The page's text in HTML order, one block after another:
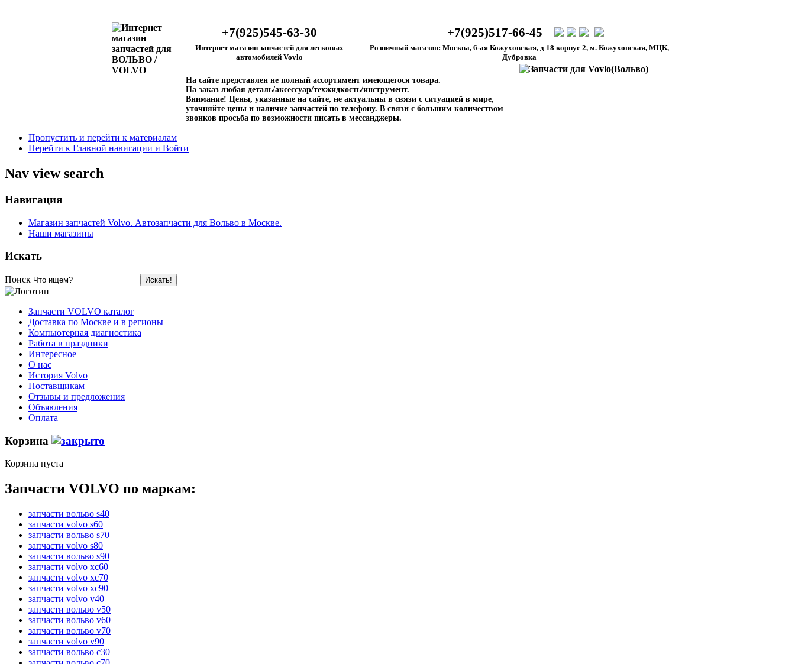
+7(925)545-63-30
Интернет магазин запчастей для легковых
автомобилей Vovlo
+7(925)517-66-45
Розничный магазин: Москва, 6-ая Кожуховская, д 18 корпус 2, м. Кожуховская, МЦК,
Дубровка
На сайте представлен не полный ассортимент имеющегося товара.
На заказ любая деталь/аксессуар/техжидкость/инструмент.
Внимание! Цены, указанные на сайте, не актуальны в связи с ситуацией в мире,
уточняйте цены и наличие запчастей по телефону. В связи с большим количеством
звонков просьба по возможности писать в мессанджеры.
Пропустить и перейти к материалам
Перейти к Главной навигации и Войти
Nav view search
Навигация
Магазин запчастей Volvo. Автозапчасти для Вольво в Москве.
Наши магазины
Искать
Поиск
Запчасти VOLVO каталог
Доставка по Москве и в регионы
Компьютерная диагностика
Работа в праздники
Интересное
О нас
История Volvo
Поставщикам
Отзывы и предложения
Объявления
Оплата
Корзина
Корзина пуста
Запчасти VOLVO по маркам:
запчасти вольво s40
запчасти volvo s60
запчасти вольво s70
запчасти volvo s80
запчасти вольво s90
запчасти volvo xc60
запчасти volvo xc70
запчасти volvo xc90
запчасти volvo v40
запчасти вольво v50
запчасти вольво v60
запчасти вольво v70
запчасти volvo v90
запчасти вольво c30